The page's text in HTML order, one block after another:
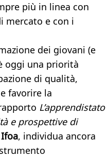
più in linea con
mercato e con i
dei giovani (e
oggi una priorità
di qualità,
favorire la
L’apprendistato
e prospettive di
, individua ancora